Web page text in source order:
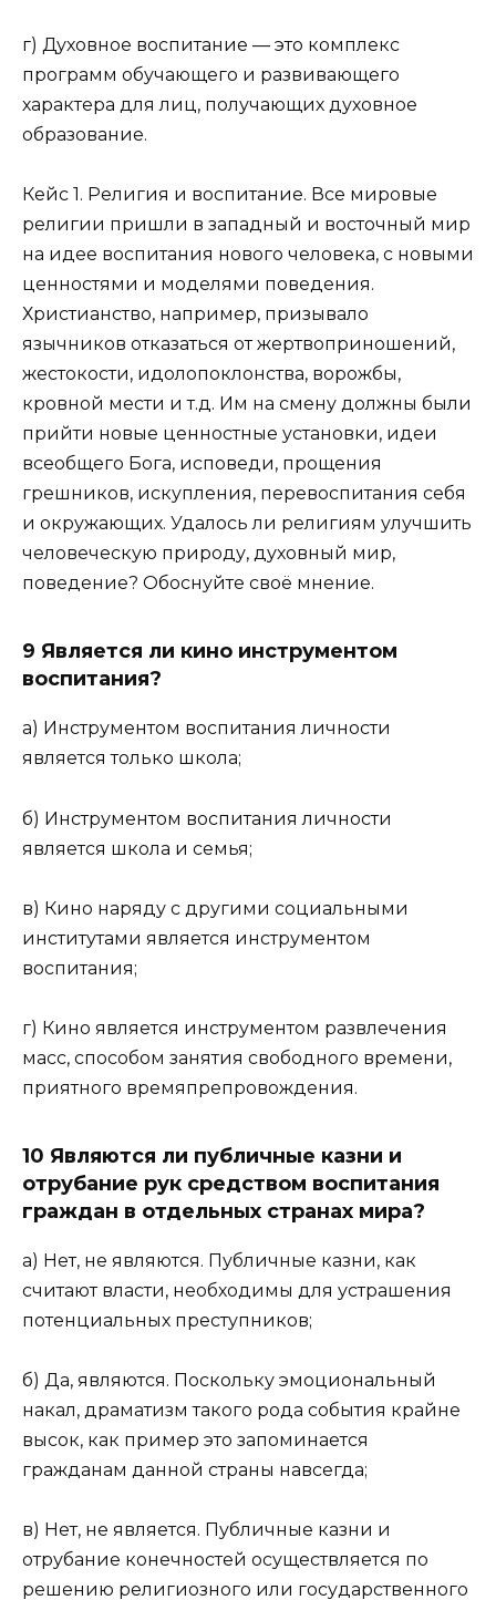
г) Духовное воспитание — это комплекс
программ обучающего и развивающего
характера для лиц, получающих духовное
образование.
Кейс 1. Религия и воспитание. Все мировые
религии пришли в западный и восточный мир
на идее воспитания нового человека, с новыми
ценностями и моделями поведения.
Христианство, например, призывало
язычников отказаться от жертвоприношений,
жестокости, идолопоклонства, ворожбы,
кровной мести и т.д. Им на смену должны были
прийти новые ценностные установки, идеи
всеобщего Бога, исповеди, прощения
грешников, искупления, перевоспитания себя
и окружающих. Удалось ли религиям улучшить
человеческую природу, духовный мир,
поведение? Обоснуйте своё мнение.
9 Является ли кино инструментом
воспитания?
а) Инструментом воспитания личности
является только школа;
б) Инструментом воспитания личности
является школа и семья;
в) Кино наряду с другими социальными
институтами является инструментом
воспитания;
г) Кино является инструментом развлечения
масс, способом занятия свободного времени,
приятного времяпрепровождения.
10 Являются ли публичные казни и
отрубание рук средством воспитания
граждан в отдельных странах мира?
а) Нет, не являются. Публичные казни, как
считают власти, необходимы для устрашения
потенциальных преступников;
б) Да, являются. Поскольку эмоциональный
накал, драматизм такого рода события крайне
высок, как пример это запоминается
гражданам данной страны навсегда;
в) Нет, не является. Публичные казни и
отрубание конечностей осуществляется по
решению религиозного или государственного